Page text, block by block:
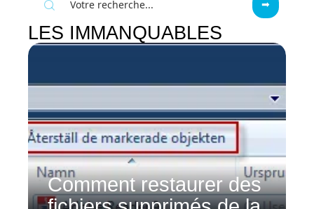
LES IMMANQUABLES
Comment restaurer des